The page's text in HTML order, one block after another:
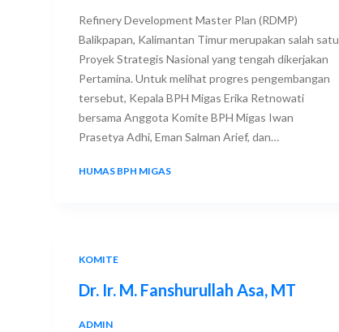
Refinery Development Master Plan (RDMP)
Balikpapan, Kalimantan Timur merupakan salah satu
Proyek Strategis Nasional yang tengah dikerjakan
Pertamina. Untuk melihat progres pengembangan
tersebut, Kepala BPH Migas Erika Retnowati
bersama Anggota Komite BPH Migas Iwan
Prasetya Adhi, Eman Salman Arief, dan…
HUMAS BPH MIGAS
KOMITE
Dr. Ir. M. Fanshurullah Asa, MT
ADMIN